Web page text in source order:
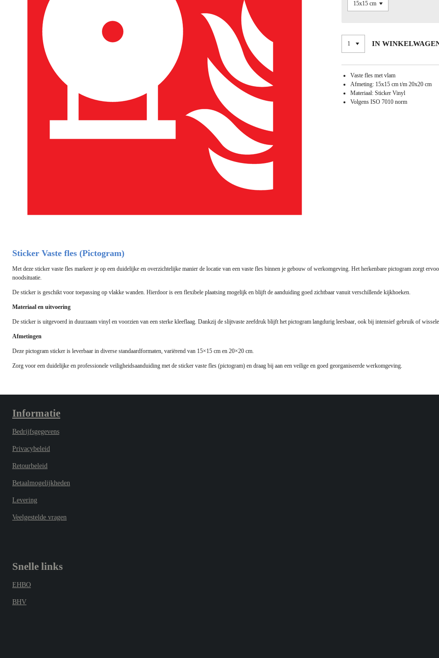
IN
Vaste fles met vlam
Afmeting: 15x15 cm t/m 20x20 cm
Materiaal: Sticker Vinyl
Volgens ISO 7010 norm
Sticker Vaste fles (Pictogram)
Met deze sticker vaste fles markeer je op een duidelijke en overzichtelijke manier de locatie van een vaste fles binnen je gebouw of werkomgeving. Het herkenbare pictogram zorgt
noodsituatie.
De sticker is geschikt voor toepassing op vlakke wanden. Hierdoor is een flexibele plaatsing mogelijk en blijft de aanduiding goed zichtbaar vanuit verschillende kijkhoeken.
Materiaal en uitvoering
De sticker is uitgevoerd in duurzaam vinyl en voorzien van een sterke kleeflaag. Dankzij de slijtvaste zeefdruk blijft het pictogram langdurig leesbaar, ook bij intensief gebruik of
Afmetingen
Deze pictogram sticker is leverbaar in diverse standaardformaten, variërend van 15×15 cm en 20×20 cm.
Zorg voor een duidelijke en professionele veiligheidsaanduiding met de sticker vaste fles (pictogram) en draag bij aan een veilige en goed georganiseerde werkomgeving.
Informatie
Bedrijfsgegevens
Privacybeleid
Retourbeleid
Betaalmogelijkheden
Levering
Veelgestelde vragen
Snelle links
EHBO
BHV